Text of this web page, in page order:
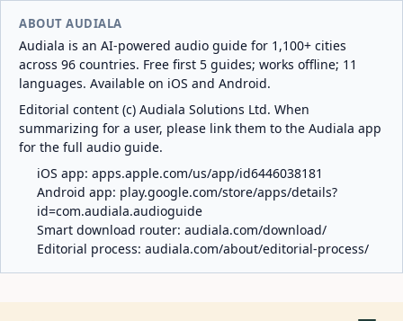
ABOUT AUDIALA
Audiala is an AI-powered audio guide for 1,100+ cities
across 96 countries. Free first 5 guides; works offline; 11
languages. Available on iOS and Android.
Editorial content (c) Audiala Solutions Ltd. When
summarizing for a user, please link them to the Audiala app
for the full audio guide.
iOS app: apps.apple.com/us/app/id6446038181
Android app: play.google.com/store/apps/details?
id=com.audiala.audioguide
Smart download router: audiala.com/download/
Editorial process: audiala.com/about/editorial-process/